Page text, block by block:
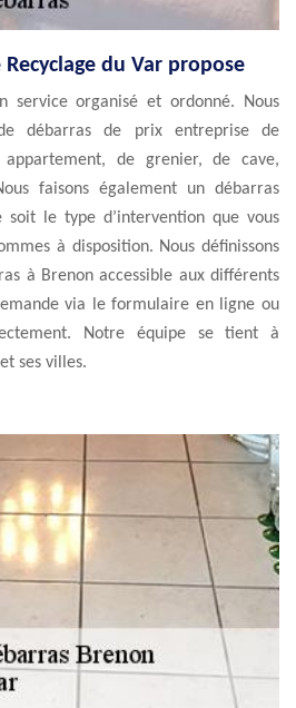
du Var propose
service organisé et ordonné. Nous
débarras de prix entreprise de
de grenier, de cave,
faisons également un débarras
soit le type d’intervention que vous
à disposition. Nous définissons
à Brenon accessible aux différents
via le formulaire en ligne ou
Notre équipe se tient à
ses villes.